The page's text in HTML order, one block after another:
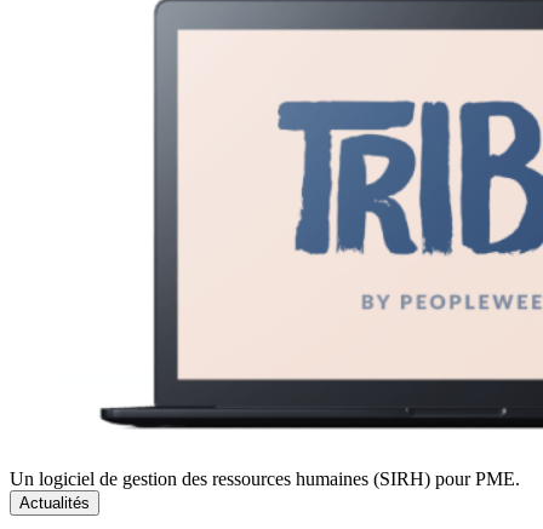
Un logiciel de gestion des ressources humaines (SIRH) pour PME.
Actualités